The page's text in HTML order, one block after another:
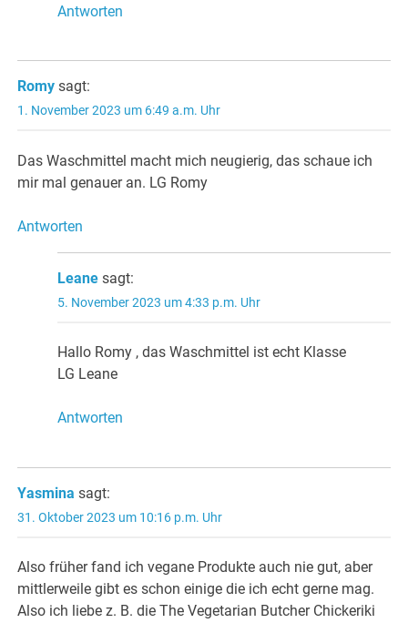
Antworten
Romy sagt:
1. November 2023 um 6:49 a.m. Uhr
Das Waschmittel macht mich neugierig, das schaue ich
mir mal genauer an. LG Romy
Antworten
Leane sagt:
5. November 2023 um 4:33 p.m. Uhr
Hallo Romy , das Waschmittel ist echt Klasse
LG Leane
Antworten
Yasmina sagt:
31. Oktober 2023 um 10:16 p.m. Uhr
Also früher fand ich vegane Produkte auch nie gut, aber
mittlerweile gibt es schon einige die ich echt gerne mag.
Also ich liebe z. B. die The Vegetarian Butcher Chickeriki